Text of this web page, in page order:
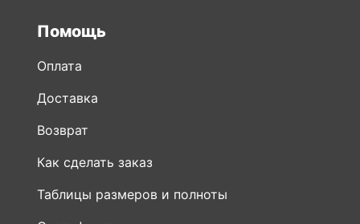
Доставка
Возврат
Как сделать заказ
Таблицы размеров и полноты
Сертификаты
Вопросы и ответы